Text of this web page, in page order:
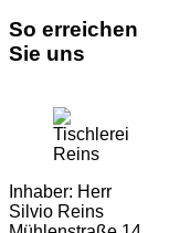
So erreichen
Sie uns
Inhaber: Herr
Silvio Reins